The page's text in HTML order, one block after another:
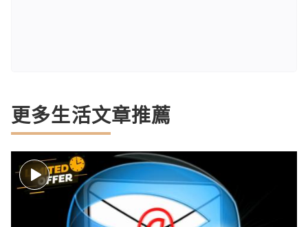
更多生活文章推薦